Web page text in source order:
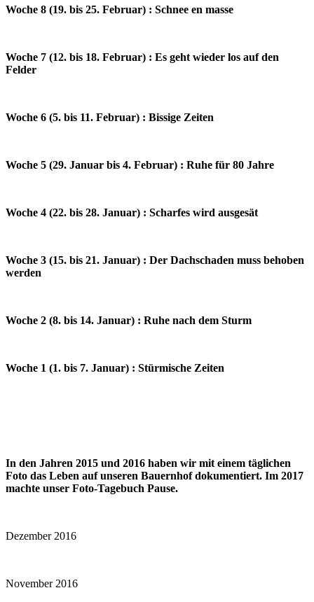
Woche 8 (19. bis 25. Februar) : Schnee en masse
Woche 7 (12. bis 18. Februar) : Es geht wieder los auf den
Felder
Woche 6 (5. bis 11. Februar) : Bissige Zeiten
Woche 5 (29. Januar bis 4. Februar) : Ruhe für 80 Jahre
Woche 4 (22. bis 28. Januar) : Scharfes wird ausgesät
Woche 3 (15. bis 21. Januar) : Der Dachschaden muss behoben
werden
Woche 2 (8. bis 14. Januar) : Ruhe nach dem Sturm
Woche 1 (1. bis 7. Januar) : Stürmische Zeiten
In den Jahren 2015 und 2016 haben wir mit einem täglichen
Foto das Leben auf unseren Bauernhof dokumentiert. Im 2017
machte unser Foto-Tagebuch Pause.
Dezember 2016
November 2016